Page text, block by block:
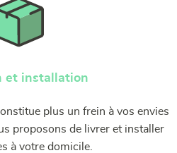
et installation
plus un frein à vos envies
proposons de livrer et installer
à votre domicile.